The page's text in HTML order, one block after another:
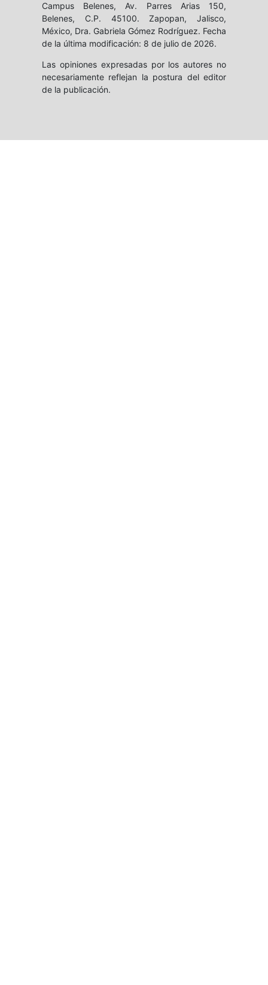
Campus Belenes, Av. Parres Arias 150,
Belenes, C.P. 45100. Zapopan, Jalisco,
México, Dra. Gabriela Gómez Rodríguez. Fecha
de la última modificación: 8 de julio de 2026.
Las opiniones expresadas por los autores no
necesariamente reflejan la postura del editor
de la publicación.